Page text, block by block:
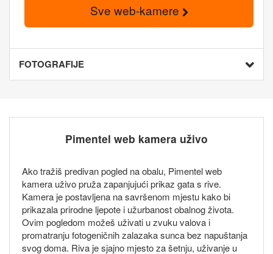
Sve web-kamere
FOTOGRAFIJE
Pimentel web kamera uživo
Ako tražiš predivan pogled na obalu, Pimentel web
kamera uživo pruža zapanjujući prikaz gata s rive.
Kamera je postavljena na savršenom mjestu kako bi
prikazala prirodne ljepote i užurbanost obalnog života.
Ovim pogledom možeš uživati u zvuku valova i
promatranju fotogeničnih zalazaka sunca bez napuštanja
svog doma. Riva je sjajno mjesto za šetnju, uživanje u